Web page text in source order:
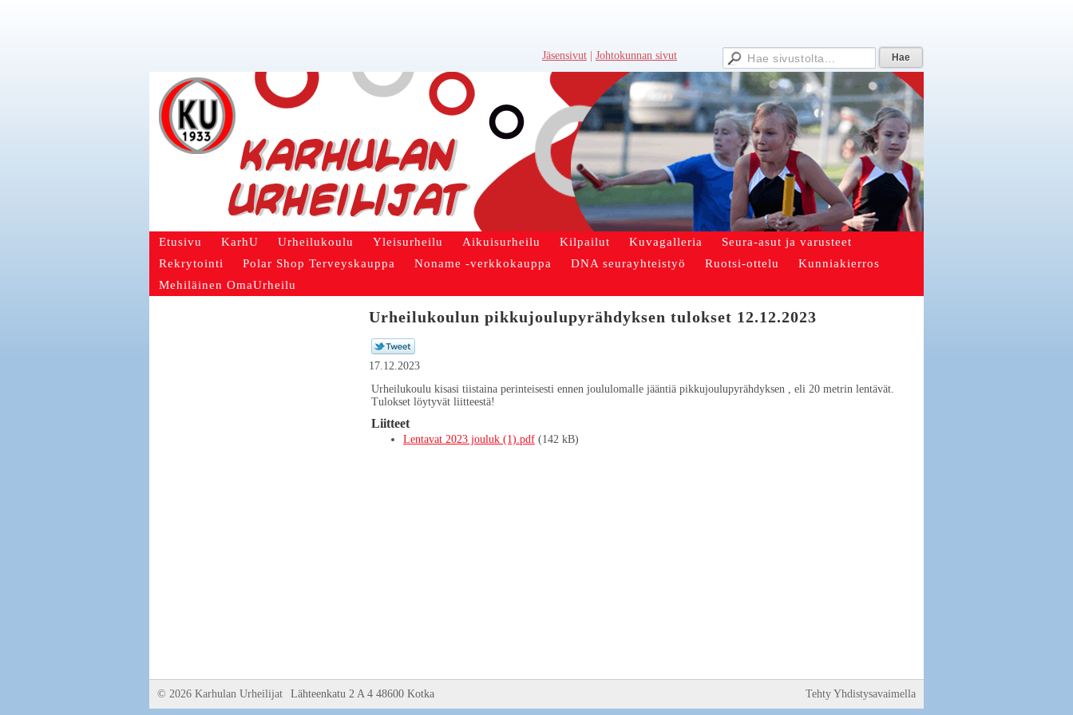
Jäsensivut Johtokunnan sivut
Etusivu KarhU Urheilukoulu Yleisurheilu Aikuisurheilu Kilpailut Kuvagalleria
Seura-asut ja varusteet
Rekrytointi
Polar Shop Terveyskauppa Noname -verkkokauppa DNA seurayhteistyö Ruotsi-ottelu
Kunniakierros
Mehiläinen OmaUrheilu
Urheilukoulun pikkujoulupyrähdyksen tulokset 12.12.2023
17.12.2023
Urheilukoulu kisasi tiistaina perinteisesti ennen joululomalle jääntiä pikkujoulupyrähdyksen , eli 20 metrin lentävät.
Tulokset löytyvät liitteestä!
Liitteet
Lentavat 2023 jouluk (1).pdf (142 kB)
Tehty Yhdistysavaimella
© 2026 Karhulan Urheilijat Lähteenkatu 2 A 4 48600 Kotka